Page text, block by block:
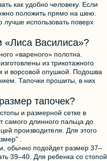
как удобно человеку. Если
положить прямо на шею.
лучше использовать поверх
«Лиса Василиса»?
«вареного» полотна.
из трикотажного
и ворсовой опушкой. Подошва
Тапочки прошиты, в них
тапочек?
и размерной сетке в
самого длинного пальца до
производителя. Для этого
.
, обычно подойдет размер 37–
39–40 . Для ребенка со стопой